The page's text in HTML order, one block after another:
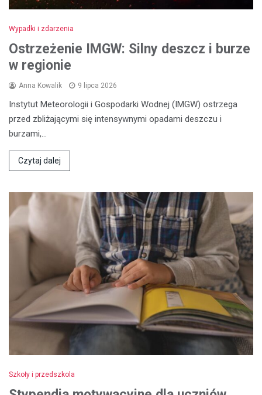
Wypadki i zdarzenia
Ostrzeżenie IMGW: Silny deszcz i burze
w regionie
Anna Kowalik 9 lipca 2026
Instytut Meteorologii i Gospodarki Wodnej (IMGW) ostrzega
przed zbliżającymi się intensywnymi opadami deszczu i
burzami,…
Czytaj dalej
Szkoły i przedszkola